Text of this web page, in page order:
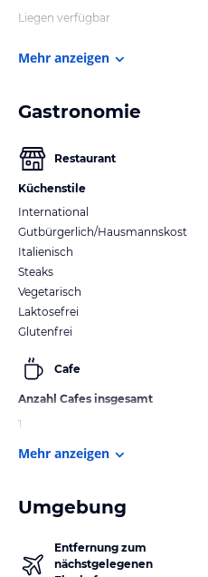
Liegen verfügbar
Mehr anzeigen
Gastronomie
Restaurant
Küchenstile
International
Gutbürgerlich/Hausmannskost
Italienisch
Steaks
Vegetarisch
Laktosefrei
Glutenfrei
Cafe
Anzahl Cafes insgesamt
1
Mehr anzeigen
Umgebung
Entfernung zum
nächstgelegenen